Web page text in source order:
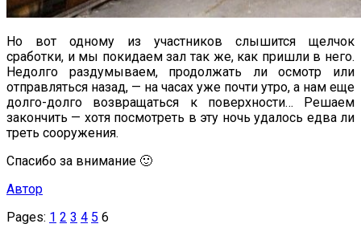
Но вот одному из участников слышится щелчок
сработки, и мы покидаем зал так же, как пришли в него.
Недолго раздумываем, продолжать ли осмотр или
отправляться назад, — на часах уже почти утро, а нам еще
долго-долго возвращаться к поверхности… Решаем
закончить — хотя посмотреть в эту ночь удалось едва ли
треть сооружения.
Спасибо за внимание 🙂
Автор
Pages: 1 2 3 4 5 6